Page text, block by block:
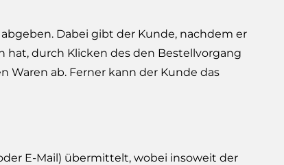
Dabei gibt der Kunde, nachdem er
durch Klicken des den Bestellvorgang
ab. Ferner kann der Kunde das
E-Mail) übermittelt, wobei insoweit der